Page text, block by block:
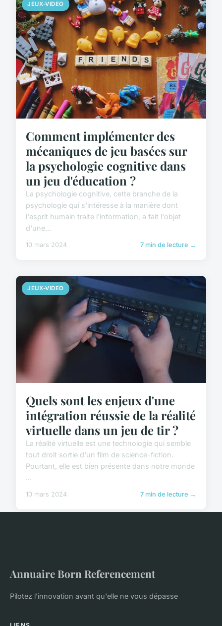
JEUX-VIDEO
Comment implémenter des
mécaniques de jeu basées sur
la psychologie cognitive dans
un jeu d'éducation ?
La psychologie cognitive, cette branche de la
psychologie qui s'intéresse à la manière dont
l'esprit humain traite l'information, a fait l'objet
d'une...
10 mars 2024 7 min de lecture →
JEUX-VIDEO
Quels sont les enjeux d'une
intégration réussie de la réalité
virtuelle dans un jeu de tir ?
La réalité virtuelle est une technologie qui semble
tout droit sortie d'un film de science-fiction.
Pourtant, elle est bien présente dans notre monde
...
10 mars 2024 7 min de lecture →
Annuaire Born Referencement
Pilotez l'innovation avant qu'elle ne vous dépasse